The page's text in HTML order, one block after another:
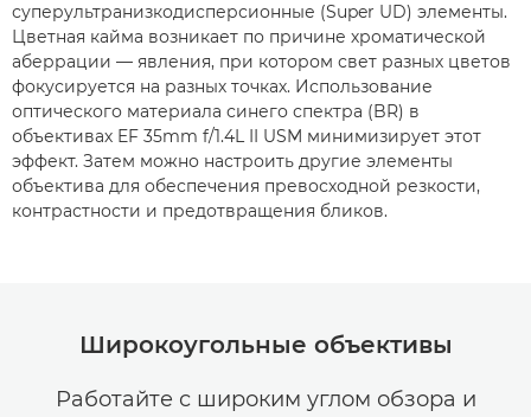
суперультранизкодисперсионные (Super UD) элементы.
Цветная кайма возникает по причине хроматической
аберрации — явления, при котором свет разных цветов
фокусируется на разных точках. Использование
оптического материала синего спектра (BR) в
объективах EF 35mm f/1.4L II USM минимизирует этот
эффект. Затем можно настроить другие элементы
объектива для обеспечения превосходной резкости,
контрастности и предотвращения бликов.
Широкоугольные объективы
Работайте с широким углом обзора и